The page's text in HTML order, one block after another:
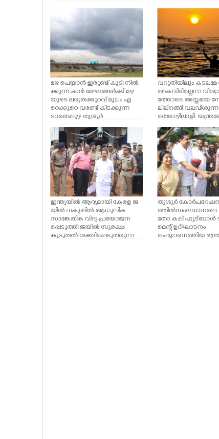
സംഘത്തിൻ്റെ ചിത്രം
മൊബൈലിൽ
പൊലീസുക്കാർ
മഴ പെയ്യാൻ ഇരുണ്ട് കൂടി നിൽ
ക്കുന്ന കാർ മേഘങ്ങൾക്ക് മഴ
യുടെ ലഭ്യതക്കുറവ് മൂലം ഏ
റെക്കുറെ വരണ്ട് കിടക്കുന്ന
ഭാരതപ്പുഴ തൃശൂർ
ചെറുത്തുരുത്തിയിൽ
നിന്നൊരു ദൃശ്യം
വറുതിയിലും കടലമ്മ
കൈവിടില്ലെന്ന
ത്തോടെ അസ്തമയ
ലിലിറങ്ങി
ത്തൊഴിലാളി.
ക്ക് നിയന്ത്രണമുള്ള
ത്ത് പരമ്പരാഗത
ൾ വലിയ
കടലിലേക്ക്
പ്പുഴ ബീച്ചിൽ നിന്നുള്ള
ഇന്ത്യയിൽ ആദ്യമായി കേരള ജ
യിൽ വകുപ്പിൽ ആധുനിക
സാങ്കേതിക വിദ്യ പ്രയോജന
പ്പെടുത്തി ജയിൽ സുരക്ഷ
കൂടുതൽ ശക്തിപ്പെടുത്തുന്ന
തൃശൂർ കോർപറേഷൻ
ത്തിൽ
തോ കപ്പ് ഫുട്ബാൾ
മെന്റ് ഉദ്‌ഘാടനം
ചെയ്യാനെത്തിയ